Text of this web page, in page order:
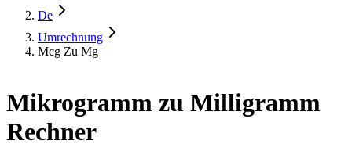
De
Umrechnung
Mcg Zu Mg
Mikrogramm zu Milligramm
Rechner